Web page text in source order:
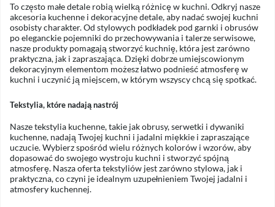
To często małe detale robią wielką różnicę w kuchni. Odkryj nasze
akcesoria kuchenne i dekoracyjne detale, aby nadać swojej kuchni
osobisty charakter. Od stylowych podkładek pod garnki i obrusów
po eleganckie pojemniki do przechowywania i talerze serwisowe,
nasze produkty pomagają stworzyć kuchnię, która jest zarówno
praktyczna, jak i zapraszająca. Dzięki dobrze umiejscowionym
dekoracyjnym elementom możesz łatwo podnieść atmosferę w
kuchni i uczynić ją miejscem, w którym wszyscy chcą się spotkać.
Tekstylia, które nadają nastrój
Nasze tekstylia kuchenne, takie jak obrusy, serwetki i dywaniki
kuchenne, nadają Twojej kuchni i jadalni miękkie i zapraszające
uczucie. Wybierz spośród wielu różnych kolorów i wzorów, aby
dopasować do swojego wystroju kuchni i stworzyć spójną
atmosferę. Nasza oferta tekstyliów jest zarówno stylowa, jak i
praktyczna, co czyni je idealnym uzupełnieniem Twojej jadalni i
atmosfery kuchennej.